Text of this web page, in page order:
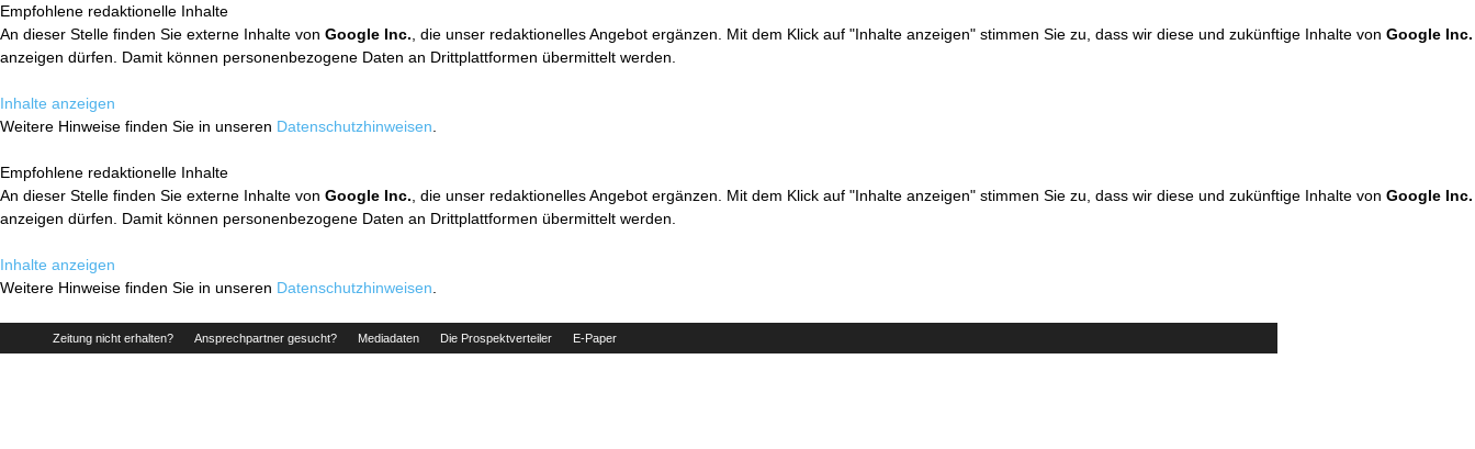
Empfohlene redaktionelle Inhalte
An dieser Stelle finden Sie externe Inhalte von Google Inc. , die unser redaktionelles Angebot ergänzen. Mit dem Klick auf "Inhalte anzeigen" stimmen Sie zu, dass wir diese und zukünftige Inhalte von Google Inc.
anzeigen dürfen. Damit können personenbezogene Daten an Drittplattformen übermittelt werden.
Inhalte anzeigen
Weitere Hinweise finden Sie in unseren Datenschutzhinweisen
Empfohlene redaktionelle Inhalte
An dieser Stelle finden Sie externe Inhalte von Google Inc. , die unser redaktionelles Angebot ergänzen. Mit dem Klick auf "Inhalte anzeigen" stimmen Sie zu, dass wir diese und zukünftige Inhalte von Google Inc.
anzeigen dürfen. Damit können personenbezogene Daten an Drittplattformen übermittelt werden.
Inhalte anzeigen
Weitere Hinweise finden Sie in unseren Datenschutzhinweisen
Zeitung nicht erhalten? Ansprechpartner gesucht? Mediadaten Die Prospektverteiler E-Paper